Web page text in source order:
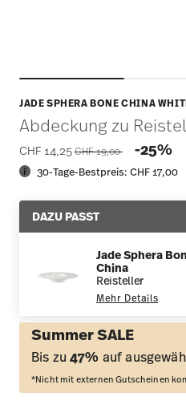
JADE SPHERA BONE CHINA
Abdeckung zu
CHF 14,25 Price reduced from
CHF 19,00 -25%
30-Tage-Bestpreis:CHF 17,00
DAZU PASST
Jade Sphera
China
Reisteller
Mehr Details
Summer SALE
Bis zu47% auf
*Nicht mit externen Gutscheinen